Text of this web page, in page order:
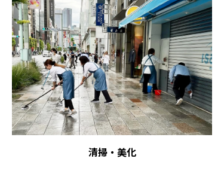
清掃・美化